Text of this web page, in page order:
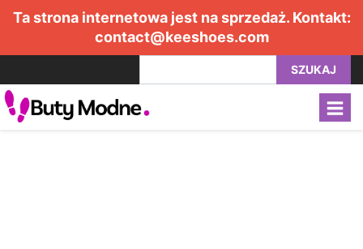
Ta strona internetowa jest na sprzedaż. Kontakt:
contact@keeshoes.com
SZUKAJ